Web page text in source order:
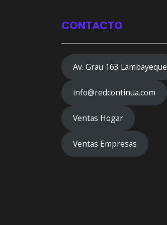
CONTACTO
Av. Grau 163 Lambayeque
info@redcontinua.com
Ventas Hogar
Ventas Empresas